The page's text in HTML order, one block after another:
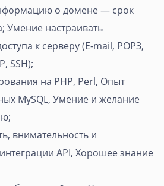
о домене — срок
Умение настраивать
к серверу (E-mail, POP3,
SSH);
на PHP, Perl, Опыт
MySQL, Умение и желание
внимательность и
API, Хорошее знание